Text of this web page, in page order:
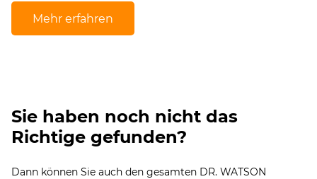
Mehr erfahren
Sie haben noch nicht das
Richtige gefunden?
Dann können Sie auch den gesamten DR. WATSON